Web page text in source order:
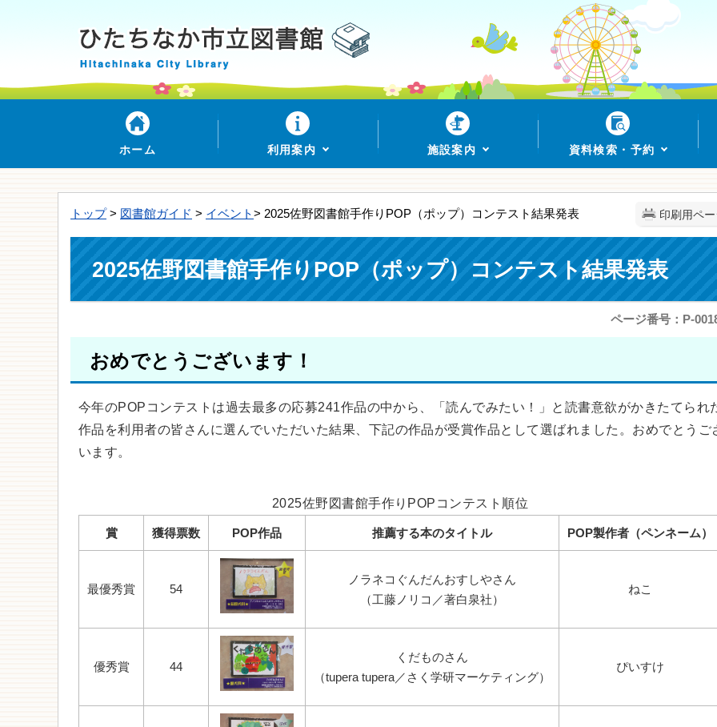
ホーム 利用案内 施設案内 資料検索・予約
印刷用ペ
トップ> 図書館ガイド > イベント> 2025佐野図書館手作りPOP（ポップ）コンテスト結果発表
2025佐野図書館手作りPOP（ポップ）コンテスト結果発表
ページ番号：P-
おめでとうございます！
今年のPOPコンテストは過去最多の応募241作品の中から、「読んでみたい！」と読書意欲がかきたてられ
作品を利用者の皆さんに選んでいただいた結果、下記の作品が受賞作品として選ばれました。おめでとうご
います。
2025佐野図書館手作りPOPコンテスト順位
賞 獲得票数 POP作品 推薦する本のタイトル POP製作者（ペンネーム）
最優秀賞 54
ノラネコぐんだんおすしやさん
（工藤ノリコ／著白泉社）
ねこ
優秀賞 44
くだものさん
（tupera tupera／さく学研マーケティング）
ぴいすけ